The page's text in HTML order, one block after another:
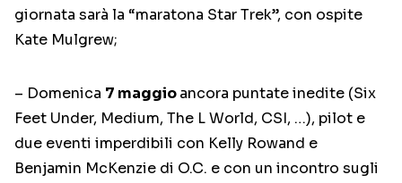
giornata sarà la “maratona Star Trek”, con ospite
Kate Mulgrew;
– Domenica 7 maggioancora puntate inedite (Six
Feet Under, Medium, The L World, CSI, …), pilot e
due eventi imperdibili con Kelly Rowand e
Benjamin McKenzie di O.C. e con un incontro sugli